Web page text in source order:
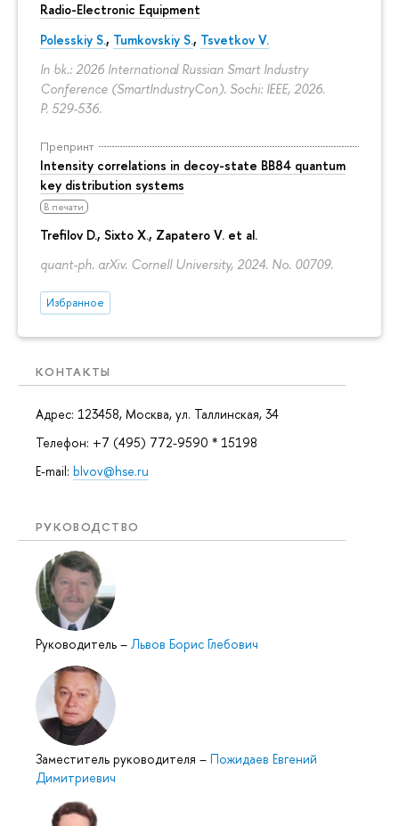
Radio-Electronic Equipment
Polesskiy S., Tumkovskiy S., Tsvetkov V.
In bk.: 2026 International Russian Smart Industry
Conference (SmartIndustryCon). Sochi: IEEE, 2026.
P. 529-536.
Препринт
Intensity correlations in decoy-state BB84 quantum
key distribution systems
В печати
Trefilov D., Sixto X., Zapatero V. et al.
quant-ph. arXiv. Cornell University, 2024. No. 00709.
Избранное
КОНТАКТЫ
Адрес: 123458, Москва, ул. Таллинская, 34
Телефон: +7 (495) 772-9590 * 15198
E-mail: blvov@hse.ru
РУКОВОДСТВО
Руководитель – Львов Борис Глебович
Заместитель руководителя – Пожидаев Евгений
Димитриевич